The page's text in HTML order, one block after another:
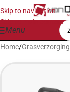
Skip to navigation
Skip to main content
Menu
Home/Grasverzorging